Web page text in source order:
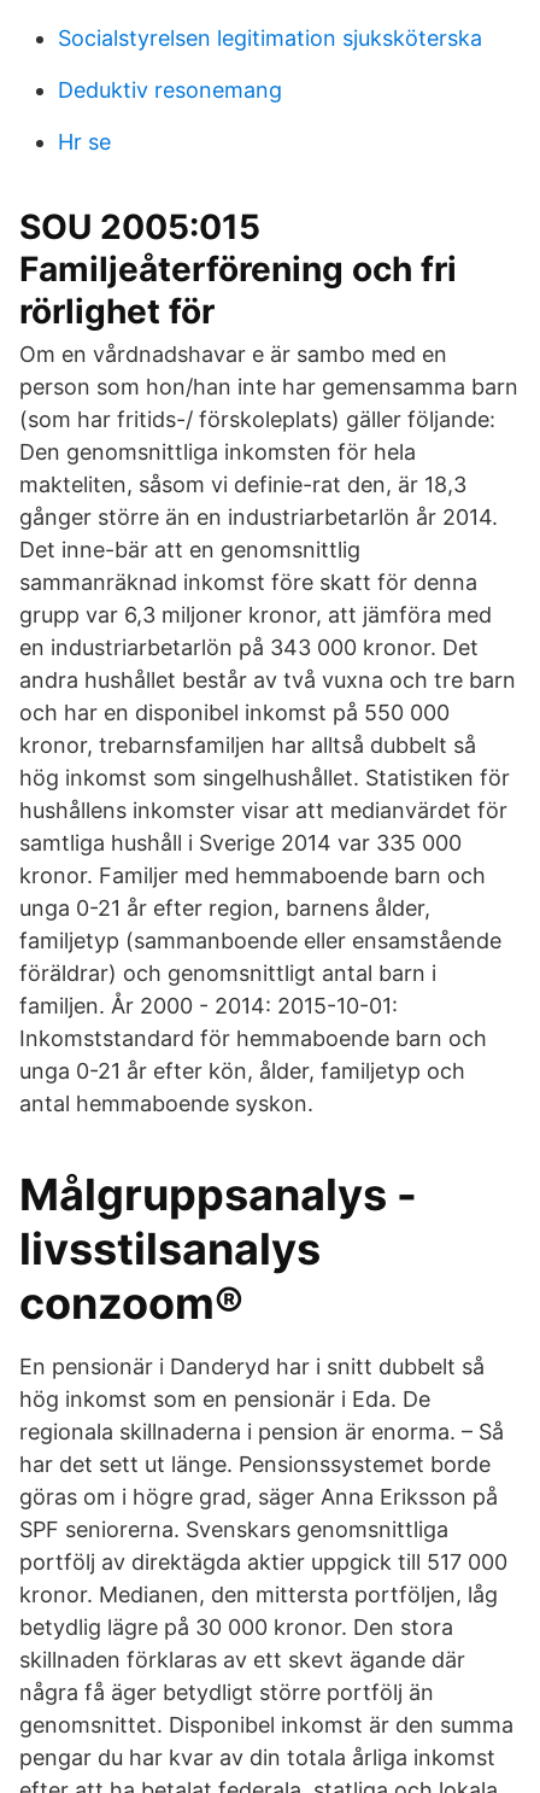
Socialstyrelsen legitimation sjuksköterska
Deduktiv resonemang
Hr se
SOU 2005:015
Familjeåterförening och fri
rörlighet för
Om en vårdnadshavar e är sambo med en
person som hon/han inte har gemensamma barn
(som har fritids-/ förskoleplats) gäller följande:
Den genomsnittliga inkomsten för hela
makteliten, såsom vi definie-rat den, är 18,3
gånger större än en industriarbetarlön år 2014.
Det inne-bär att en genomsnittlig
sammanräknad inkomst före skatt för denna
grupp var 6,3 miljoner kronor, att jämföra med
en industriarbetarlön på 343 000 kronor. Det
andra hushållet består av två vuxna och tre barn
och har en disponibel inkomst på 550 000
kronor, trebarns­familjen har alltså dubbelt så
hög inkomst som singel­hushållet. Statistiken för
hushållens inkomster visar att medianvärdet för
samtliga hushåll i Sverige 2014 var 335 000
kronor. Familjer med hemmaboende barn och
unga 0-21 år efter region, barnens ålder,
familjetyp (sammanboende eller ensamstående
föräldrar) och genomsnittligt antal barn i
familjen. År 2000 - 2014: 2015-10-01:
Inkomststandard för hemmaboende barn och
unga 0-21 år efter kön, ålder, familjetyp och
antal hemmaboende syskon.
Målgruppsanalys -
livsstilsanalys
conzoom®
En pensionär i Danderyd har i snitt dubbelt så
hög inkomst som en pensionär i Eda. De
regionala skillnaderna i pension är enorma. – Så
har det sett ut länge. Pensionssystemet borde
göras om i högre grad, säger Anna Eriksson på
SPF seniorerna. Svenskars genomsnittliga
portfölj av direktägda aktier uppgick till 517 000
kronor. Medianen, den mittersta portföljen, låg
betydlig lägre på 30 000 kronor. Den stora
skillnaden förklaras av ett skevt ägande där
några få äger betydligt större portfölj än
genomsnittet. Disponibel inkomst är den summa
pengar du har kvar av din totala årliga inkomst